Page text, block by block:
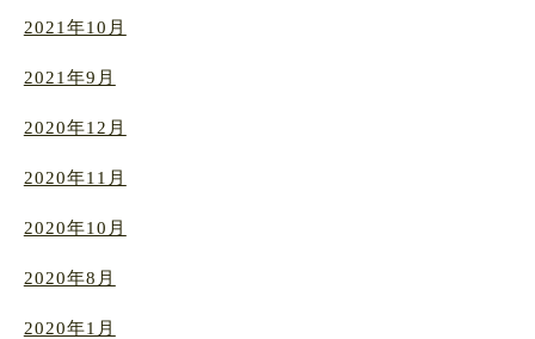
2021年10月
2021年9月
2020年12月
2020年11月
2020年10月
2020年8月
2020年1月